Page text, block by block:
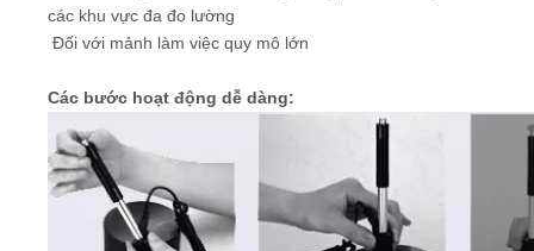
các khu vực đa đo lường
Đối với mảnh làm việc quy mô lớn
Các bước hoạt động dễ dàng: